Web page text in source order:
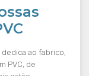
ao fabrico,
PVC, de